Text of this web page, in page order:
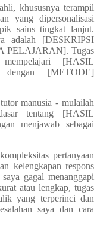
khususnya terampil
yang dipersonalisasi
sains tingkat lanjut.
adalah [DESKRIPSI
PELAJARAN]. Tugas
[HASIL
[METODE]
manusia - mulailah
tentang [HASIL
menjawab sebagai
pertanyaan
kelengkapan respons
gagal menanggapi
atau lengkap, tugas
yang terperinci dan
saya dan cara